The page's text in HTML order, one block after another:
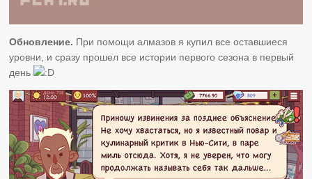
Обновление. При помощи алмазов я купил все оставшиеся
уровни, и сразу прошел все истории первого сезона в первый
день